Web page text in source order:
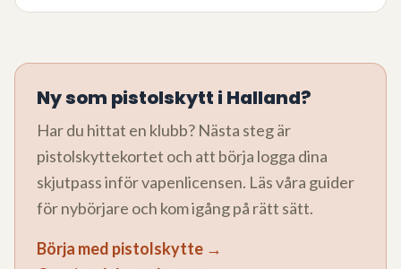
Ny som pistolskytt i Halland?
Har du hittat en klubb? Nästa steg är
pistolskyttekortet och att börja logga dina
skjutpass inför vapenlicensen. Läs våra guider
för nybörjare och kom igång på rätt sätt.
Börja med pistolskytte →